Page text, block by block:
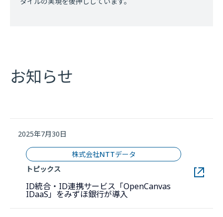
お知らせ
2025年7月30日
株式会社NTTデータ
トピックス
ID統合・ID連携サービス「OpenCanvas
IDaaS」をみずほ銀行が導入 新しいウィンドウで開き